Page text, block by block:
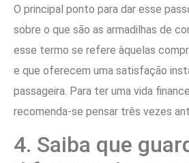
O principal ponto para dar esse
sobre o que são as armadilhas de
esse termo se refere àquelas
e que oferecem uma satisfação
passageira. Para ter uma vida
recomenda-se pensar três vezes
4. Saiba que